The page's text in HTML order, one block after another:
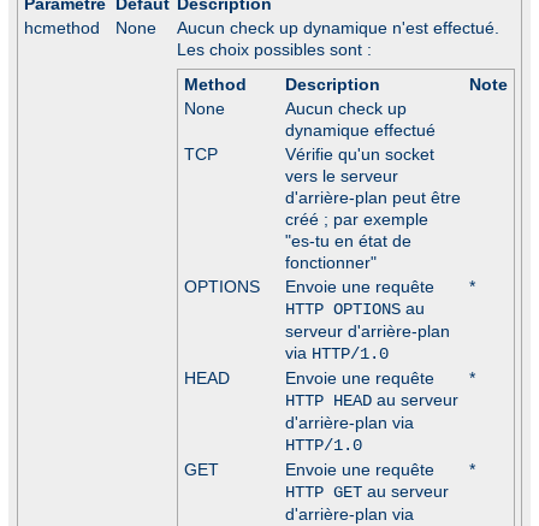
hcmethod
None
Aucun check up dynamique n'est effectué.
Les choix possibles sont :
Method
Description
Note
None
Aucun check up
dynamique effectué
TCP
Vérifie qu'un socket
vers le serveur
d'arrière-plan peut être
créé ; par exemple
"es-tu en état de
fonctionner"
OPTIONS
Envoie une requête
HTTP OPTIONSau
serveur d'arrière-plan
via HTTP/1.0
*
HEAD
Envoie une requête
HTTP HEADau serveur
d'arrière-plan via
HTTP/1.0
*
GET
Envoie une requête
HTTP GETau serveur
d'arrière-plan via
*